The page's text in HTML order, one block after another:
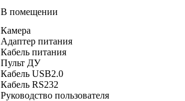
В помещении
Камера
Адаптер питания
Кабель питания
Пульт ДУ
Кабель USB2.0
Кабель RS232
Руководство пользователя